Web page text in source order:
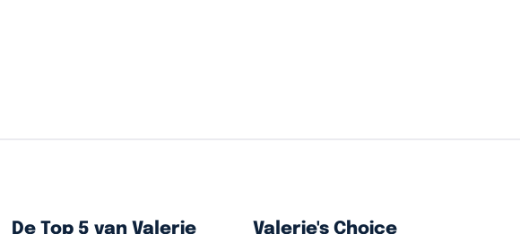
De Top 5 van Valerie Valerie's Choice